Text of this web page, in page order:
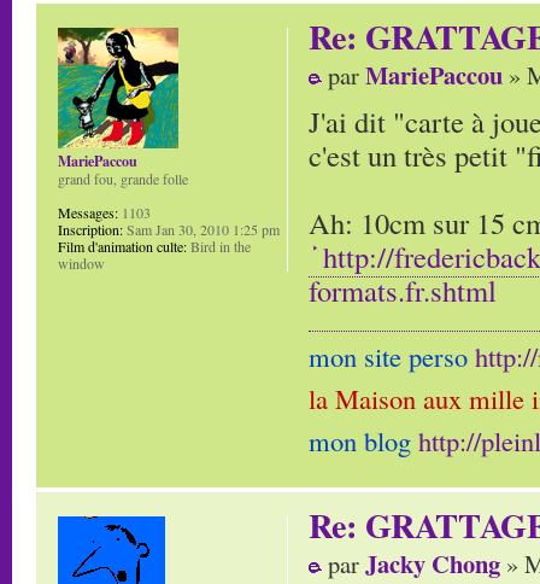
Re:
parMariePaccou »
J'ai dit "carte à
c'est un très petit
Ah: 10cm sur 15
http://
formats.fr.shtml
mon site perso
la Maison aux mille
mon blog http://
MariePaccou
grand fou, grande folle
Messages: 1103
Inscription:Sam Jan 30, 2010 1:25 pm
Film d'animation culte:Bird in the
window
Re:
parJacky Chong »